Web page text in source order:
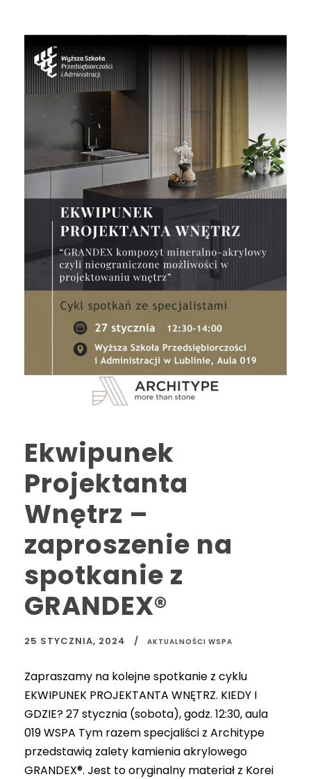
Ekwipunek
Projektanta
Wnętrz –
zaproszenie na
spotkanie z
GRANDEX®
25 STYCZNIA, 2024 AKTUALNOŚCI WSPA
Zapraszamy na kolejne spotkanie z cyklu
EKWIPUNEK PROJEKTANTA WNĘTRZ. KIEDY I
GDZIE? 27 stycznia (sobota), godz. 12:30, aula
019 WSPA Tym razem specjaliści z Architype
przedstawią zalety kamienia akrylowego
GRANDEX®. Jest to oryginalny materiał z Korei